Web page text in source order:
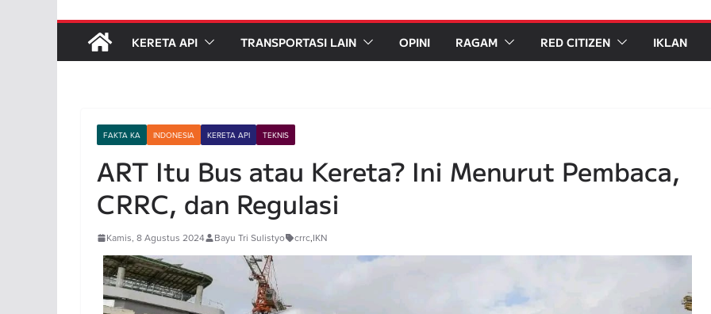
KERETA API TRANSPORTASI LAIN OPINI RAGAM RED CITIZEN IKLAN
FAKTA KA INDONESIA KERETA API TEKNIS
ART Itu Bus atau Kereta? Ini Menurut Pembaca,
CRRC, dan Regulasi
Kamis, 8 Agustus 2024 Bayu Tri Sulistyo crrc,IKN